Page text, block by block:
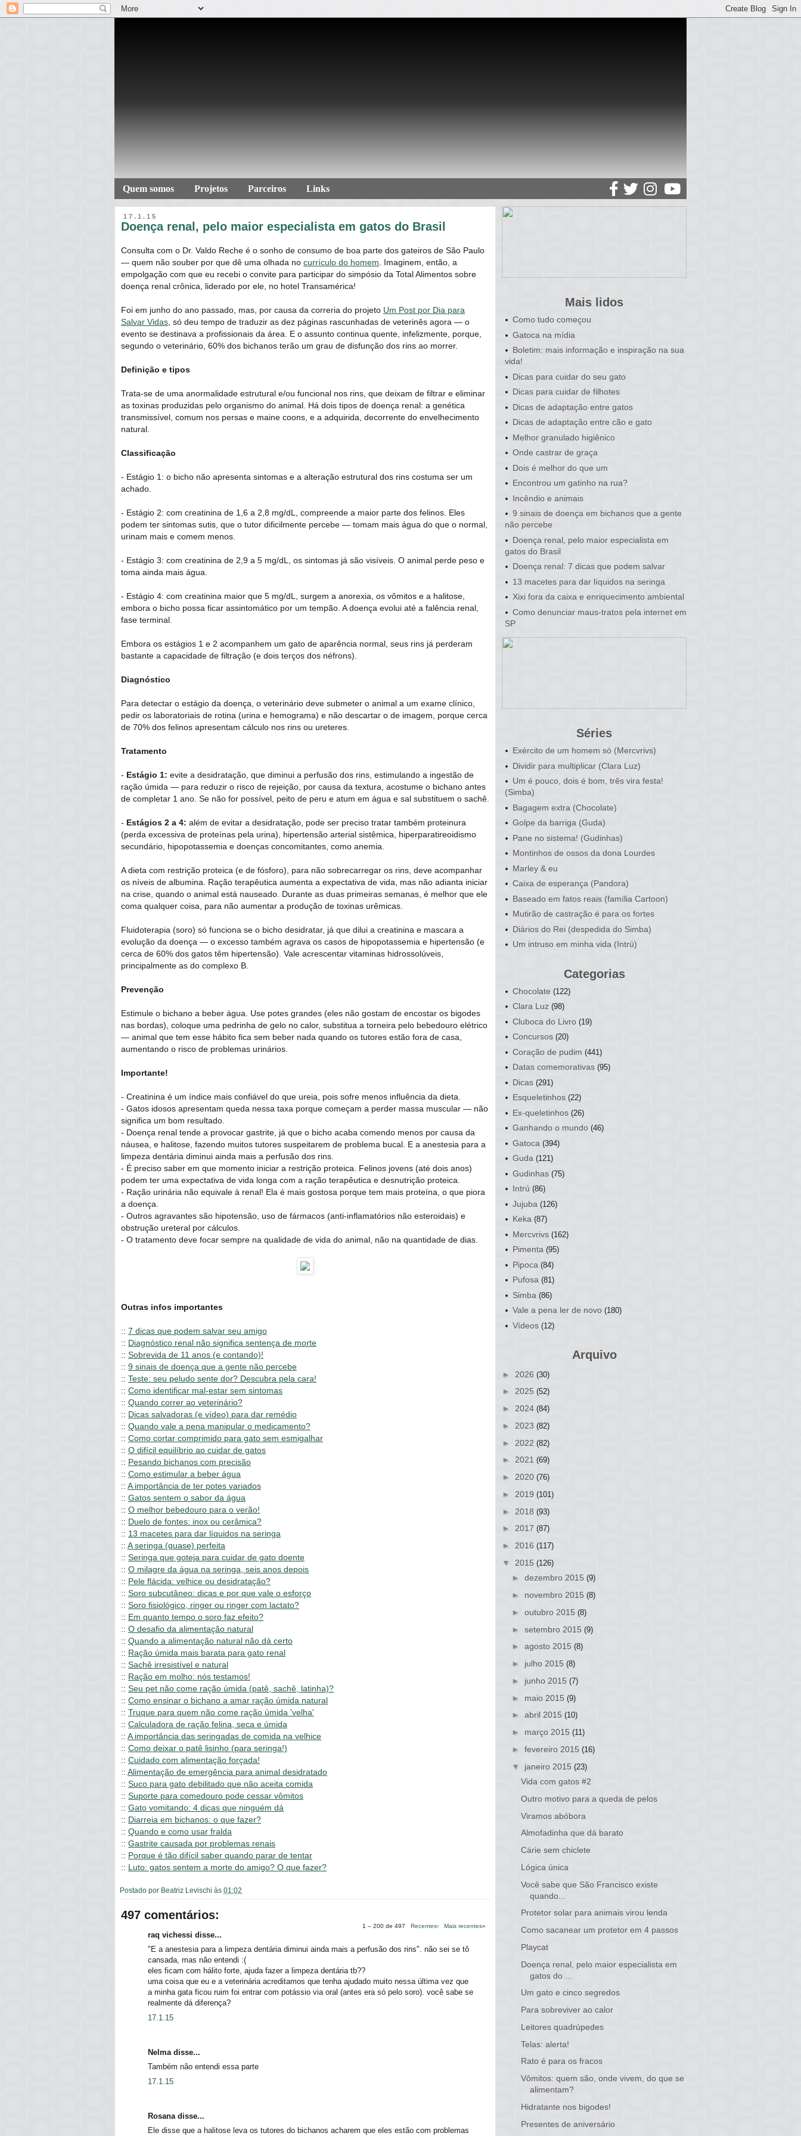
Quem somos Projetos Parceiros Links
17.1.15
Doença renal, pelo maior especialista em gatos do Brasil
Consulta com o Dr. Valdo Reche é o sonho de consumo de boa parte dos gateiros de São Paulo
― quem não souber por que dê uma olhada no currículo do homem . Imaginem, então, a
empolgação com que eu recebi o convite para participar do simpósio da Total Alimentos sobre
doença renal crônica, liderado por ele, no hotel Transamérica!
Foi em junho do ano passado, mas, por causa da correria do projeto Um Post por Dia para
Salvar Vidas , só deu tempo de traduzir as dez páginas rascunhadas de veterinês agora ― o
evento se destinava a profissionais da área. E o assunto continua quente, infelizmente, porque,
segundo o veterinário, 60% dos bichanos terão um grau de disfunção dos rins ao morrer.
Definição e tipos
Trata-se de uma anormalidade estrutural e/ou funcional nos rins, que deixam de filtrar e eliminar
as toxinas produzidas pelo organismo do animal. Há dois tipos de doença renal: a genética
transmissível, comum nos persas e maine coons, e a adquirida, decorrente do envelhecimento
natural.
Classificação
- Estágio 1: o bicho não apresenta sintomas e a alteração estrutural dos rins costuma ser um
achado.
- Estágio 2: com creatinina de 1,6 a 2,8 mg/dL, compreende a maior parte dos felinos. Eles
podem ter sintomas sutis, que o tutor dificilmente percebe ― tomam mais água do que o normal,
urinam mais e comem menos.
- Estágio 3: com creatinina de 2,9 a 5 mg/dL, os sintomas já são visíveis. O animal perde peso e
toma ainda mais água.
- Estágio 4: com creatinina maior que 5 mg/dL, surgem a anorexia, os vômitos e a halitose,
embora o bicho possa ficar assintomático por um tempão. A doença evolui até a falência renal,
fase terminal.
Embora os estágios 1 e 2 acompanhem um gato de aparência normal, seus rins já perderam
bastante a capacidade de filtração (e dois terços dos néfrons).
Diagnóstico
Para detectar o estágio da doença, o veterinário deve submeter o animal a um exame clínico,
pedir os laboratoriais de rotina (urina e hemograma) e não descartar o de imagem, porque cerca
de 70% dos felinos apresentam cálculo nos rins ou ureteres.
Tratamento
- Estágio 1: evite a desidratação, que diminui a perfusão dos rins, estimulando a ingestão de
ração úmida ― para reduzir o risco de rejeição, por causa da textura, acostume o bichano antes
de completar 1 ano. Se não for possível, peito de peru e atum em água e sal substituem o sachê.
- Estágios 2 a 4: além de evitar a desidratação, pode ser preciso tratar também proteinura
(perda excessiva de proteínas pela urina), hipertensão arterial sistêmica, hiperparatireoidismo
secundário, hipopotassemia e doenças concomitantes, como anemia.
A dieta com restrição proteica (e de fósforo), para não sobrecarregar os rins, deve acompanhar
os níveis de albumina. Ração terapêutica aumenta a expectativa de vida, mas não adianta iniciar
na crise, quando o animal está nauseado. Durante as duas primeiras semanas, é melhor que ele
coma qualquer coisa, para não aumentar a produção de toxinas urêmicas.
Fluidoterapia (soro) só funciona se o bicho desidratar, já que dilui a creatinina e mascara a
evolução da doença ― o excesso também agrava os casos de hipopotassemia e hipertensão (e
cerca de 60% dos gatos têm hipertensão). Vale acrescentar vitaminas hidrossolúveis,
principalmente as do complexo B.
Prevenção
Estimule o bichano a beber água. Use potes grandes (eles não gostam de encostar os bigodes
nas bordas), coloque uma pedrinha de gelo no calor, substitua a torneira pelo bebedouro elétrico
― animal que tem esse hábito fica sem beber nada quando os tutores estão fora de casa,
aumentando o risco de problemas urinários.
Importante!
- Creatinina é um índice mais confiável do que ureia, pois sofre menos influência da dieta.
- Gatos idosos apresentam queda nessa taxa porque começam a perder massa muscular ― não
significa um bom resultado.
- Doença renal tende a provocar gastrite, já que o bicho acaba comendo menos por causa da
náusea, e halitose, fazendo muitos tutores suspeitarem de problema bucal. E a anestesia para a
limpeza dentária diminui ainda mais a perfusão dos rins.
- É preciso saber em que momento iniciar a restrição proteica. Felinos jovens (até dois anos)
podem ter uma expectativa de vida longa com a ração terapêutica e desnutrição proteica.
- Ração urinária não equivale à renal! Ela é mais gostosa porque tem mais proteína, o que piora
a doença.
- Outros agravantes são hipotensão, uso de fármacos (anti-inflamatórios não esteroidais) e
obstrução ureteral por cálculos.
- O tratamento deve focar sempre na qualidade de vida do animal, não na quantidade de dias.
Outras infos importantes
:: 7 dicas que podem salvar seu amigo
:: Diagnóstico renal não significa sentença de morte
:: Sobrevida de 11 anos (e contando)!
:: 9 sinais de doença que a gente não percebe
:: Teste: seu peludo sente dor? Descubra pela cara!
:: Como identificar mal-estar sem sintomas
:: Quando correr ao veterinário?
:: Dicas salvadoras (e vídeo) para dar remédio
:: Quando vale a pena manipular o medicamento?
:: Como cortar comprimido para gato sem esmigalhar
:: O difícil equilíbrio ao cuidar de gatos
:: Pesando bichanos com precisão
:: Como estimular a beber água
:: A importância de ter potes variados
:: Gatos sentem o sabor da água
:: O melhor bebedouro para o verão!
:: Duelo de fontes: inox ou cerâmica?
:: 13 macetes para dar líquidos na seringa
:: A seringa (quase) perfeita
:: Seringa que goteja para cuidar de gato doente
:: O milagre da água na seringa, seis anos depois
:: Pele flácida: velhice ou desidratação?
:: Soro subcutâneo: dicas e por que vale o esforço
:: Soro fisiológico, ringer ou ringer com lactato?
:: Em quanto tempo o soro faz efeito?
:: O desafio da alimentação natural
:: Quando a alimentação natural não dá certo
:: Ração úmida mais barata para gato renal
:: Sachê irresistível e natural
:: Ração em molho: nós testamos!
:: Seu pet não come ração úmida (patê, sachê, latinha)?
:: Como ensinar o bichano a amar ração úmida natural
:: Truque para quem não come ração úmida 'velha'
:: Calculadora de ração felina, seca e úmida
:: A importância das seringadas de comida na velhice
:: Como deixar o patê lisinho (para seringa!)
:: Cuidado com alimentação forçada!
:: Alimentação de emergência para animal desidratado
:: Suco para gato debilitado que não aceita comida
:: Suporte para comedouro pode cessar vômitos
:: Gato vomitando: 4 dicas que ninguém dá
:: Diarreia em bichanos: o que fazer?
:: Quando e como usar fralda
:: Gastrite causada por problemas renais
:: Porque é tão difícil saber quando parar de tentar
:: Luto: gatos sentem a morte do amigo? O que fazer?
Postado por Beatriz Levischi às 01:02
497 comentários:
1 – 200 de 497 Recentes› Mais recentes»
raq vichessi disse...
"E a anestesia para a limpeza dentária diminui ainda mais a perfusão dos rins". não sei se tô
cansada, mas não entendi :(
eles ficam com hálito forte, ajuda fazer a limpeza dentária tb??
uma coisa que eu e a veterinária acreditamos que tenha ajudado muito nessa última vez que
a minha gata ficou ruim foi entrar com potássio via oral (antes era só pelo soro). você sabe se
realmente dá diferença?
17.1.15
Nelma disse...
Também não entendi essa parte
17.1.15
Rosana disse...
Ele disse que a halitose leva os tutores do bichanos acharem que eles estão com problemas
Mais lidos
Como tudo começou
Gatoca na mídia
Boletim: mais informação e inspiração na sua
vida!
Dicas para cuidar do seu gato
Dicas para cuidar de filhotes
Dicas de adaptação entre gatos
Dicas de adaptação entre cão e gato
Melhor granulado higiênico
Onde castrar de graça
Dois é melhor do que um
Encontrou um gatinho na rua?
Incêndio e animais
9 sinais de doença em bichanos que a gente
não percebe
Doença renal, pelo maior especialista em
gatos do Brasil
Doença renal: 7 dicas que podem salvar
13 macetes para dar líquidos na seringa
Xixi fora da caixa e enriquecimento ambiental
Como denunciar maus-tratos pela internet em
SP
Séries
Exército de um homem só (Mercvrivs)
Dividir para multiplicar (Clara Luz)
Um é pouco, dois é bom, três vira festa!
(Simba)
Bagagem extra (Chocolate)
Golpe da barriga (Guda)
Pane no sistema! (Gudinhas)
Montinhos de ossos da dona Lourdes
Marley & eu
Caixa de esperança (Pandora)
Baseado em fatos reais (família Cartoon)
Mutirão de castração é para os fortes
Diários do Rei (despedida do Simba)
Um intruso em minha vida (Intrú)
Categorias
Chocolate (122)
Clara Luz (98)
Cluboca do Livro (19)
Concursos (20)
Coração de pudim (441)
Datas comemorativas (95)
Dicas (291)
Esqueletinhos (22)
Ex-queletinhos (26)
Ganhando o mundo (46)
Gatoca (394)
Guda (121)
Gudinhas (75)
Intrú (86)
Jujuba (126)
Keka (87)
Mercvrivs (162)
Pimenta (95)
Pipoca (84)
Pufosa (81)
Simba (86)
Vale a pena ler de novo (180)
Vídeos (12)
Arquivo
► 2026 (30)
► 2025 (52)
► 2024 (84)
► 2023 (82)
► 2022 (82)
► 2021 (69)
► 2020 (76)
► 2019 (101)
► 2018 (93)
► 2017 (87)
► 2016 (117)
▼ 2015 (126)
► dezembro 2015 (9)
► novembro 2015 (8)
► outubro 2015 (8)
► setembro 2015 (9)
► agosto 2015 (8)
► julho 2015 (8)
► junho 2015 (7)
► maio 2015 (9)
► abril 2015 (10)
► março 2015 (11)
► fevereiro 2015 (16)
▼ janeiro 2015 (23)
Vida com gatos #2
Outro motivo para a queda de pelos
Viramos abóbora
Almofadinha que dá barato
Cárie sem chiclete
Lógica única
Você sabe que São Francisco existe
quando...
Protetor solar para animais virou lenda
Como sacanear um protetor em 4 passos
Playcat
Doença renal, pelo maior especialista em
gatos do ...
Um gato e cinco segredos
Para sobreviver ao calor
Leitores quadrúpedes
Telas: alerta!
Rato é para os fracos
Vômitos: quem são, onde vivem, do que se
alimentam?
Hidratante nos bigodes!
Presentes de aniversário